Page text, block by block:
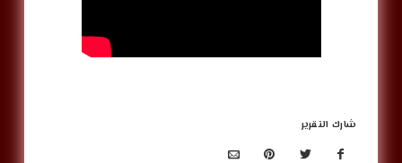
شارك التقرير